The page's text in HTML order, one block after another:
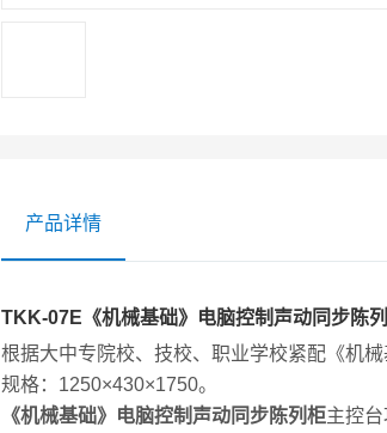
产品详情
TKK-07E《机械基础》电脑控制声动同步陈
根据大中专院校、技校、职业学校紧配《机
规格：1250×430×1750。
《机械基础》电脑控制声动同步陈列柜主控台